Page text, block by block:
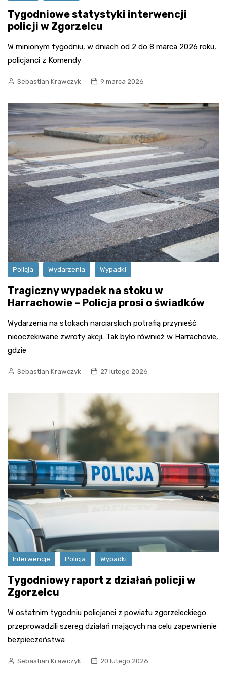
Tygodniowe statystyki interwencji
policji w Zgorzelcu
W minionym tygodniu, w dniach od 2 do 8 marca 2026 roku,
policjanci z Komendy
Sebastian Krawczyk 9 marca 2026
Policja Wydarzenia Wypadki
Tragiczny wypadek na stoku w
Harrachowie – Policja prosi o świadków
Wydarzenia na stokach narciarskich potrafią przynieść
nieoczekiwane zwroty akcji. Tak było również w Harrachovie,
gdzie
Sebastian Krawczyk 27 lutego 2026
Interwencje Policja Wypadki
Tygodniowy raport z działań policji w
Zgorzelcu
W ostatnim tygodniu policjanci z powiatu zgorzeleckiego
przeprowadzili szereg działań mających na celu zapewnienie
bezpieczeństwa
Sebastian Krawczyk 20 lutego 2026